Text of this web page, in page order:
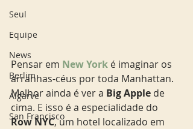
Seul
Equipe
News
Berlim
Algarve
San Francisco
Pensar em New York é imaginar os
arranhas-céus por toda Manhattan.
Melhor ainda é ver a Big Apple de
cima. E isso é a especialidade do
Row NYC, um hotel localizado em